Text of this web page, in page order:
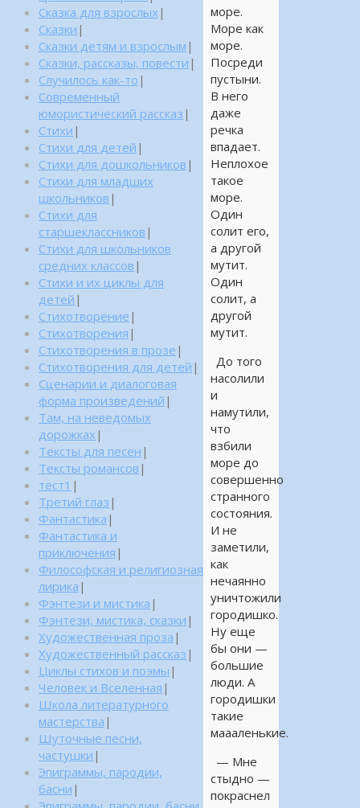
море.
Море как
море.
Посреди
пустыни.
В него
даже
речка
впадает.
Неплохое
такое
море.
Один
солит его,
а другой
мутит.
Один
солит, а
другой
мутит.
До того
насолили
и
намутили,
что
взбили
море до
совершенно
странного
состояния.
И не
заметили,
как
нечаянно
уничтожили
городишко.
Ну еще
бы они —
большие
люди. А
городишки
такие
маааленькие.
— Мне
стыдно —
покраснел
Сказка для взрослых |
Сказки |
Сказки детям и взрослым |
Сказки, рассказы, повести |
Случилось как-то |
Современный
юмористический рассказ |
Стихи |
Стихи для детей |
Стихи для дошкольников |
Стихи для младших
школьников |
Стихи для
старшеклассников |
Стихи для школьников
средних классов |
Стихи и их циклы для
детей |
Стихотворение |
Стихотворения |
Стихотворения в прозе |
Стихотворения для детей |
Сценарии и диалоговая
форма произведений |
Там, на неведомых
дорожках |
Тексты для песен |
Тексты романсов |
тест1 |
Третий глаз |
Фантастика |
Фантастика и
приключения |
Философская и религиозная
лирика |
Фэнтези и мистика |
Фэнтези, мистика, сказки |
Художественная проза |
Художественный рассказ |
Циклы стихов и поэмы |
Человек и Вселенная |
Школа литературного
мастерства |
Шуточные песни,
частушки |
Эпиграммы, пародии,
басни |